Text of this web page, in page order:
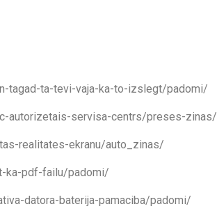
tagad-ta-tevi-vaja-ka-to-izslegt/padomi/
autorizetais-servisa-centrs/preses-zinas/
realitates-ekranu/auto_zinas/
ka-pdf-failu/padomi/
datora-baterija-pamaciba/padomi/